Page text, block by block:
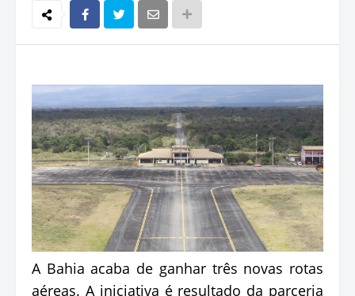
A Bahia acaba de ganhar três novas rotas
aéreas. A iniciativa é resultado da parceria